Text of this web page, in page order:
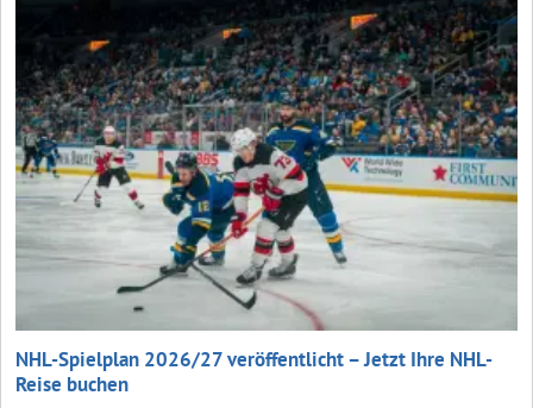
NHL-Spielplan 2026/27 veröffentlicht – Jetzt Ihre NHL-
Reise buchen